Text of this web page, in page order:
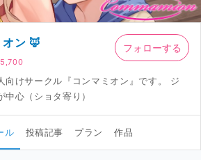
ン 🦊
5,700
向けサークル『コンマミオン』です。 ジ
心（ショタ寄り）
フォローする
ル 投稿記事 プラン 作品